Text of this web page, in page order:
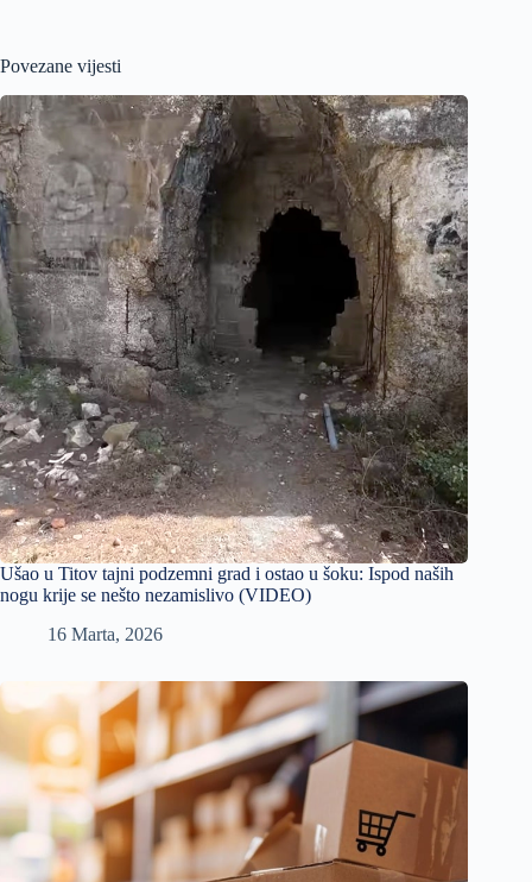
Povezane vijesti
Ušao u Titov tajni podzemni grad i ostao u šoku: Ispod naših
nogu krije se nešto nezamislivo (VIDEO)
16 Marta, 2026